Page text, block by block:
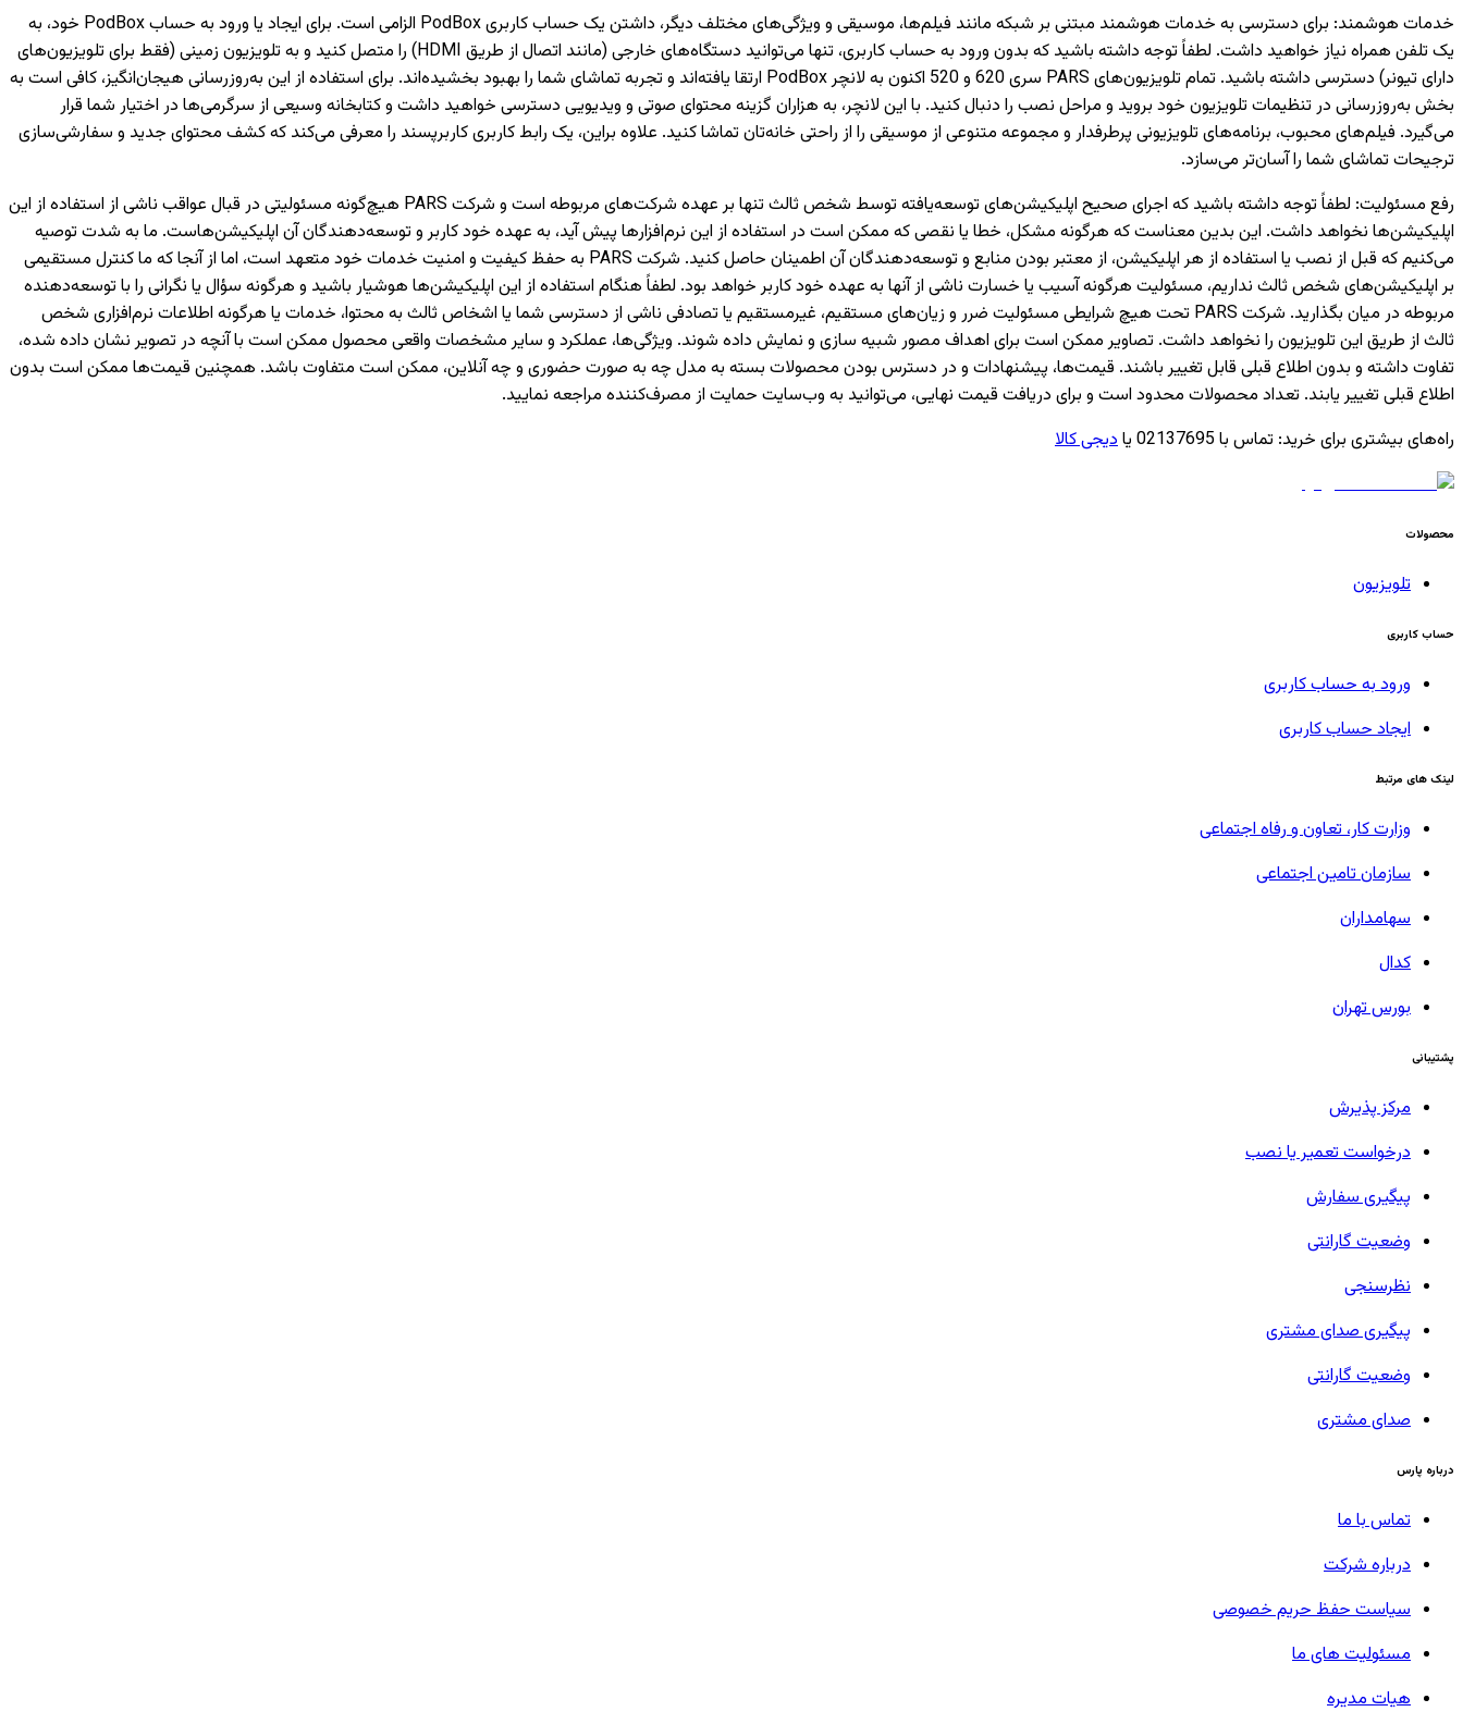
خدمات هوشمند:
برای دسترسی به خدمات هوشمند مبتنی بر شبکه مانند فیلم‌ها، موسیقی و ویژگی‌های مختلف دیگر، داشتن یک حساب کاربری PodBox الزامی است. برای ایجاد یا ورود به حساب PodBox خود، به
یک تلفن همراه نیاز خواهید داشت. لطفاً توجه داشته باشید که بدون ورود به حساب کاربری، تنها می‌توانید دستگاه‌های خارجی (مانند اتصال از طریق HDMI) را متصل کنید و به تلویزیون‌ زمینی (فقط برای تلویزیون‌های
دارای تیونر) دسترسی داشته باشید. تمام تلویزیون‌های PARS سری 620 و 520 اکنون به لانچر PodBox ارتقا یافته‌اند و تجربه تماشای شما را بهبود بخشیده‌اند. برای استفاده از این به‌روزرسانی هیجان‌انگیز، کافی است به
بخش به‌روزرسانی در تنظیمات تلویزیون خود بروید و مراحل نصب را دنبال کنید. با این لانچر، به هزاران گزینه محتوای صوتی و ویدیویی دسترسی خواهید داشت و کتابخانه وسیعی از سرگرمی‌ها در اختیار شما قرار
می‌گیرد. فیلم‌های محبوب، برنامه‌های تلویزیونی پرطرفدار و مجموعه متنوعی از موسیقی را از راحتی خانه‌تان تماشا کنید. علاوه براین، یک رابط کاربری کاربرپسند را معرفی می‌کند که کشف محتوای جدید و سفارشی‌سازی
ترجیحات تماشای شما را آسان‌تر می‌سازد.
رفع مسئولیت:
لطفاً توجه داشته باشید که اجرای صحیح اپلیکیشن‌های توسعه‌یافته توسط شخص ثالث تنها بر عهده شرکت‌های مربوطه است و شرکت PARS هیچ‌گونه مسئولیتی در قبال عواقب ناشی از استفاده از این
اپلیکیشن‌ها نخواهد داشت. این بدین معناست که هرگونه مشکل، خطا یا نقصی که ممکن است در استفاده از این نرم‌افزارها پیش آید، به عهده خود کاربر و توسعه‌دهندگان آن اپلیکیشن‌هاست. ما به شدت توصیه
می‌کنیم که قبل از نصب یا استفاده از هر اپلیکیشن، از معتبر بودن منابع و توسعه‌دهندگان آن اطمینان حاصل کنید. شرکت PARS به حفظ کیفیت و امنیت خدمات خود متعهد است، اما از آنجا که ما کنترل مستقیمی
بر اپلیکیشن‌های شخص ثالث نداریم، مسئولیت هرگونه آسیب یا خسارت ناشی از آنها به عهده خود کاربر خواهد بود. لطفاً هنگام استفاده از این اپلیکیشن‌ها هوشیار باشید و هرگونه سؤال یا نگرانی را با توسعه‌دهنده
مربوطه در میان بگذارید. شرکت PARS تحت هیچ شرایطی مسئولیت ضرر و زیان‌های مستقیم، غیرمستقیم یا تصادفی ناشی از دسترسی شما یا اشخاص ثالث به محتوا، خدمات یا هرگونه اطلاعات نرم‌افزاری شخص
ثالث از طریق این تلویزیون را نخواهد داشت. تصاویر ممکن است برای اهداف مصور شبیه سازی و نمایش داده شوند. ویژگی‌ها، عملکرد و سایر مشخصات واقعی محصول ممکن است با آنچه در تصویر نشان داده شده،
تفاوت داشته و بدون اطلاع قبلی قابل تغییر باشند. قیمت‌ها، پیشنهادات و در دسترس بودن محصولات بسته به مدل چه به صورت حضوری و چه آنلاین، ممکن است متفاوت باشد. همچنین قیمت‌ها ممکن است بدون
اطلاع قبلی تغییر یابند. تعداد محصولات محدود است و برای دریافت قیمت نهایی، می‌توانید به وب‌سایت حمایت از مصرف‌کننده مراجعه نمایید.
راه‌های بیشتری برای خرید: تماس با 02137695 یا دیجی کالا
محصولات
تلویزیون
حساب کاربری
ورود به حساب کاربری
ایجاد حساب کاربری
لینک های مرتبط
وزارت کار، تعاون و رفاه اجتماعی
سازمان تامین اجتماعی
سهامداران
کدال
بورس تهران
پشتیبانی
مرکز پذیرش
درخواست تعمیر یا نصب
پیگیری سفارش
وضعیت گارانتی
نظرسنجی
پیگیری صدای مشتری
وضعیت گارانتی
صدای مشتری
درباره پارس
تماس با ما
درباره شرکت
سیاست حفظ حریم خصوصی
مسئولیت های ما
هیات مدیره